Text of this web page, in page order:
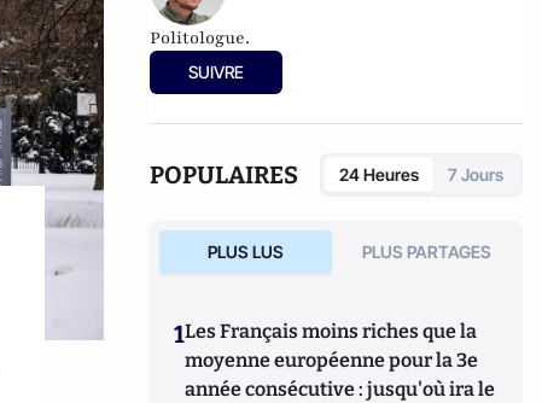
Politologue.
SUIVRE
POPULAIRES 24 Heures 7 Jours
PLUS LUS PLUS PARTAGES
1Les Français moins riches que la
moyenne européenne pour la 3e
année consécutive : jusqu'où ira le